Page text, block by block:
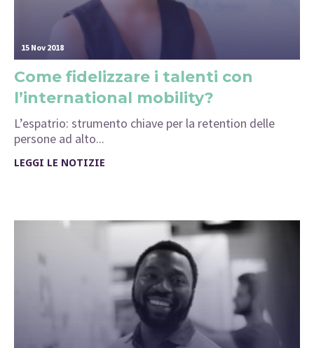
15 Nov 2018
Come fidelizzare i talenti con
l’international mobility?
L’espatrio: strumento chiave per la retention delle
persone ad alto...
LEGGI LE NOTIZIE